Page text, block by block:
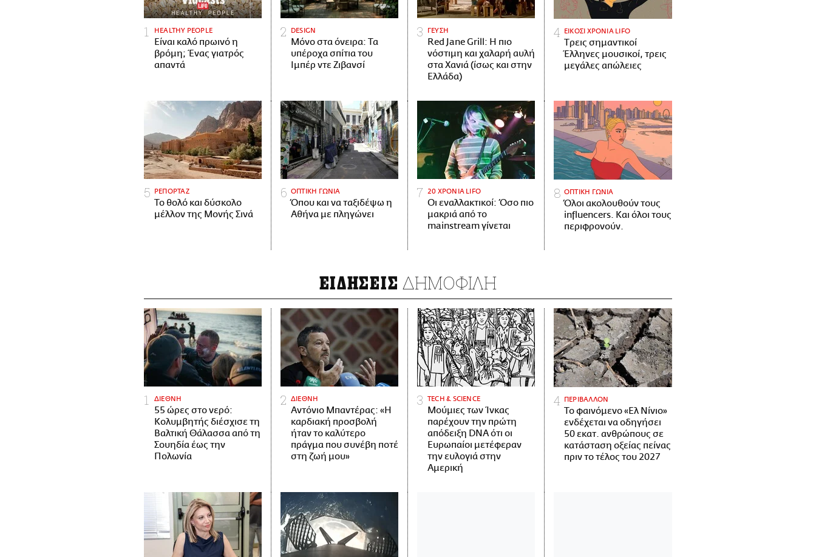
HEALTHY PEOPLE
Είναι καλό πρωινό η
βρόμη; Ένας γιατρός
απαντά
DESIGN
Μόνο στα όνειρα: Τα
υπέροχα σπίτια του
Ιμπέρ ντε Ζιβανσί
ΓΕΥΣΗ
Red Jane Grill: Η πιο
νόστιμη και χαλαρή αυλή
στα Χανιά (ίσως και στην
Ελλάδα)
ΕΙΚΟΣΙ ΧΡΟΝΙΑ LIFO
Tρεις σημαντικοί
Έλληνες μουσικοί, τρεις
μεγάλες απώλειες
ΡΕΠΟΡΤΑΖ
Το θολό και δύσκολο
μέλλον της Μονής Σινά
ΟΠΤΙΚΗ ΓΩΝΙΑ
Όπου και να ταξιδέψω η
Αθήνα με πληγώνει
20 ΧΡΟΝΙΑ LIFO
Οι εναλλακτικοί: Όσο πιο
μακριά από το
mainstream γίνεται
ΟΠΤΙΚΗ ΓΩΝΙΑ
Όλοι ακολουθούν τους
influencers. Και όλοι τους
περιφρονούν.
ΕΙΔΗΣΕΙΣ ΔΗΜΟΦΙΛΗ
ΔΙΕΘΝΗ
55 ώρες στο νερό:
Κολυμβητής διέσχισε τη
Βαλτική Θάλασσα από τη
Σουηδία έως την
Πολωνία
ΔΙΕΘΝΗ
Αντόνιο Μπαντέρας: «Η
καρδιακή προσβολή
ήταν το καλύτερο
πράγμα που συνέβη ποτέ
στη ζωή μου»
ΤECH & SCIENCE
Μούμιες των Ίνκας
παρέχουν την πρώτη
απόδειξη DNA ότι οι
Ευρωπαίοι μετέφεραν
την ευλογιά στην
Αμερική
ΠΕΡΙΒΑΛΛΟΝ
Το φαινόμενο «Ελ Νίνιο»
ενδέχεται να οδηγήσει
50 εκατ. ανθρώπους σε
κατάσταση οξείας πείνας
πριν το τέλος του 2027